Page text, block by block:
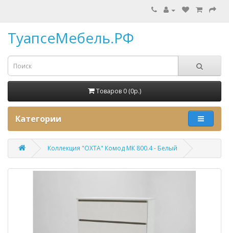
ТуапсеМебель.РФ
Товаров 0 (0p.)
Категории
Коллекция "ОХТА" Комод МК 800.4 - Белый